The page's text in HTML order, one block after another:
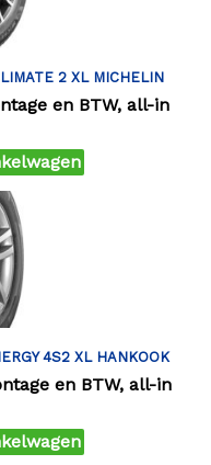
2 XL MICHELIN
en BTW, all-in
4S2 XL HANKOOK
en BTW, all-in